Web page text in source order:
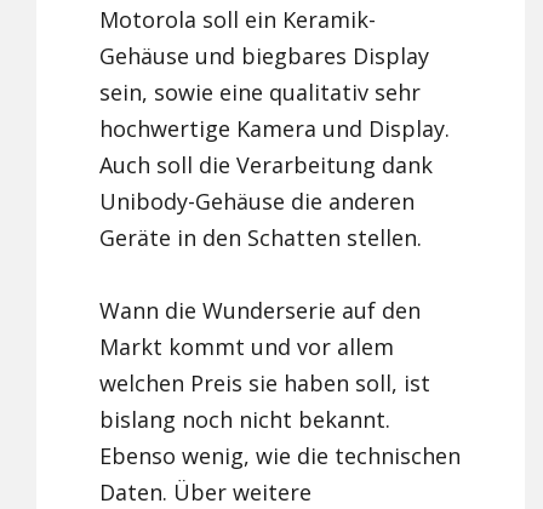
Motorola soll ein Keramik-
Gehäuse und biegbares Display
sein, sowie eine qualitativ sehr
hochwertige Kamera und Display.
Auch soll die Verarbeitung dank
Unibody-Gehäuse die anderen
Geräte in den Schatten stellen.
Wann die Wunderserie auf den
Markt kommt und vor allem
welchen Preis sie haben soll, ist
bislang noch nicht bekannt.
Ebenso wenig, wie die technischen
Daten. Über weitere